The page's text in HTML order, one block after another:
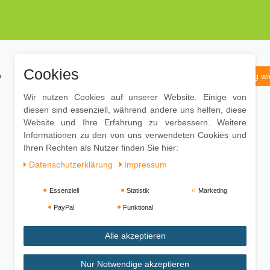
Daten­schutz­erklärung Vertrag
Zahlung und Versand
Cookies
Wir nutzen Cookies auf unserer Website. Einige von
diesen sind essenziell, während andere uns helfen, diese
Website und Ihre Erfahrung zu verbessern. Weitere
Informationen zu den von uns verwendeten Cookies und
Ihren Rechten als Nutzer finden Sie hier:
Daten­schutz­erklärung
Impressum
Essenziell Statistik Marketing
PayPal Funktional
Alle akzeptieren
Nur Notwendige akzeptieren